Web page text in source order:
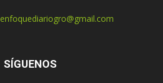
enfoquediariogro@gmail.com
SÍGUENOS